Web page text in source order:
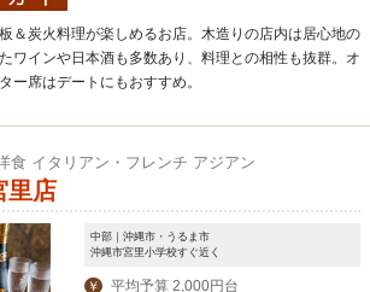
＆炭火料理が楽しめるお店。木造りの店内は居心地の
ワインや日本酒も多数あり、料理との相性も抜群。オ
ー席はデートにもおすすめ。
食 イタリアン・フレンチ アジアン
店
中部｜沖縄市・うるま市
沖縄市宮里小学校すぐ近く
￥ 平均予算 2,000円台